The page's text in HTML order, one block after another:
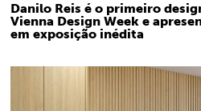
Danilo Reis é o primeiro
Vienna Design Week e
em exposição inédita